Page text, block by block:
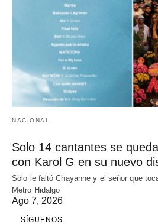
NACIONAL
Solo 14 cantantes se
con Karol G en su nuevo
Solo le faltó Chayanne y el señor que
Metro Hidalgo
Ago 7, 2026
SÍGUENOS